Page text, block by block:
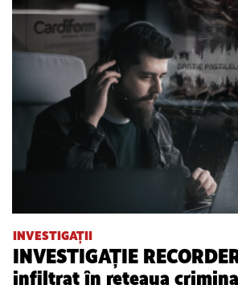
INVESTIGAȚII
INVESTIGAȚIE
infiltrat în rețeaua